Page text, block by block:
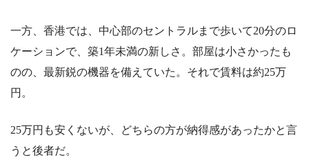
一方、香港では、中心部のセントラルまで歩いて20分のロ
ケーションで、築1年未満の新しさ。部屋は小さかったも
のの、最新鋭の機器を備えていた。それで賃料は約25万
円。
25万円も安くないが、どちらの方が納得感があったかと言
うと後者だ。